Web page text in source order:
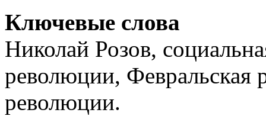
Ключевые слова
Николай Розов,
революции,
революции.